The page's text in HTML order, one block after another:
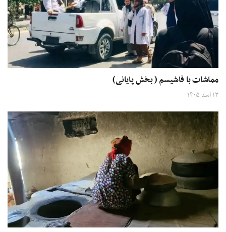
مماشات با فاشیسم ( بخش پایانی)
۱۳ اسد ۱۴۰۵